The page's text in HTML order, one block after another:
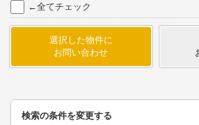
←全てチェック
選択した物件に
お問い合わせ
検索の条件を変更する